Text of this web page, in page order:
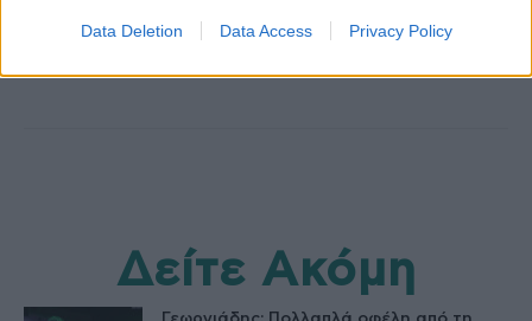
Data Deletion Data Access Privacy Policy
Δείτε Ακόμη